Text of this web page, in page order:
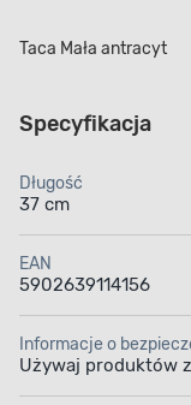
Taca Mała antracyt
Specyfikacja
Długość
37 cm
EAN
5902639114156
Informacje o
Używaj produktów